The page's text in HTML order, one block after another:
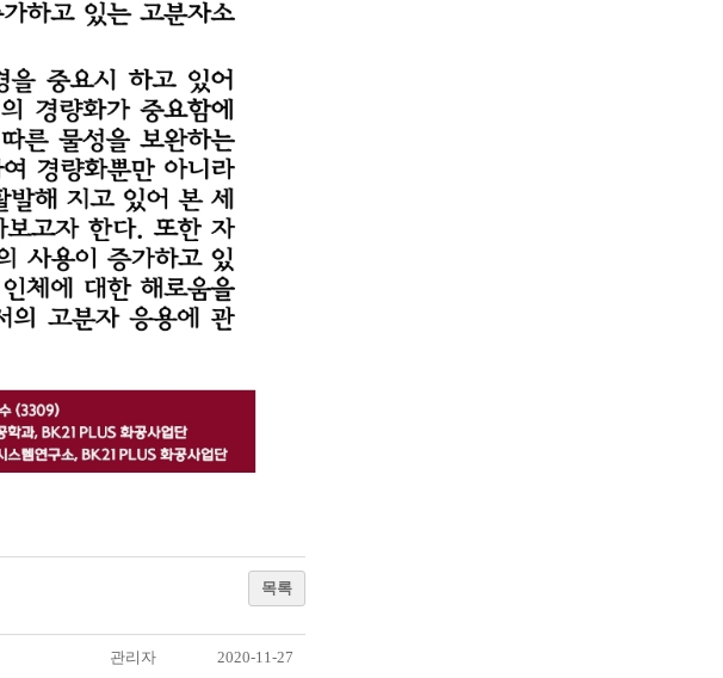
목록
관리자 2020-11-27